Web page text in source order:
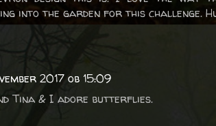
into the garden for this challenge.
2017 ob 15:09
Tina & I adore butterflies.